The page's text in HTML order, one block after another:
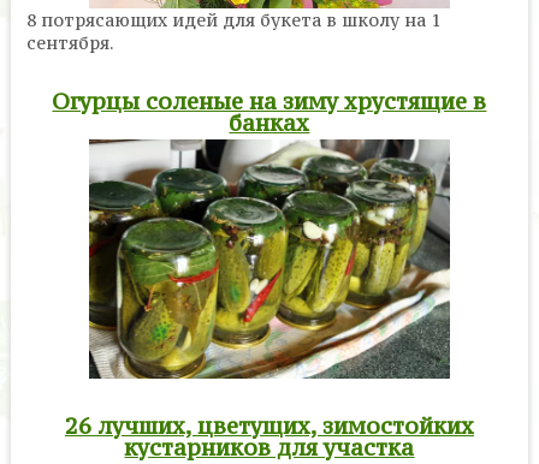
8 потрясающих идей для букета в школу на 1
сентября.
Огурцы соленые на зиму хрустящие в
банках
26 лучших, цветущих, зимостойких
кустарников для участка